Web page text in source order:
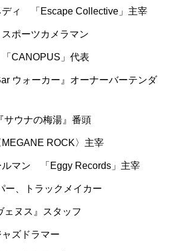
ディ 「Escape Collective」主宰
ポーツカメラマン
CANOPUS」代表
ウォーカー』オーナーバーテンダ
ウナの梅湯』番頭
ROCK〉主宰
ルマン 「Eggy Records」主宰
、トラックメイカー
ヌス』スタッフ
ズドラマー